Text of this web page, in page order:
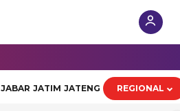
JABAR JATIM JATENG REGIONAL